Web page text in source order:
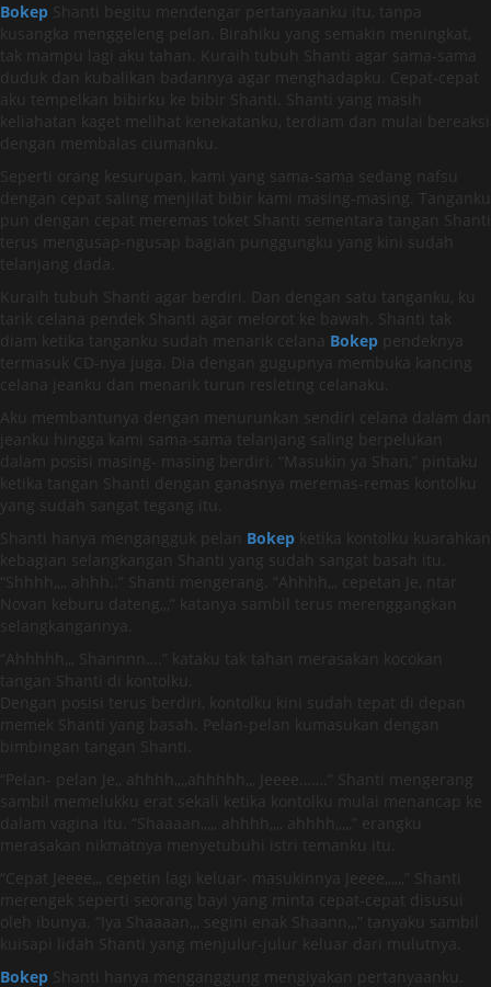
Bokep Shanti begitu mendengar pertanyaanku itu, tanpa
kusangka menggeleng pelan. Birahiku yang semakin meningkat,
tak mampu lagi aku tahan. Kuraih tubuh Shanti agar sama-sama
duduk dan kubalikan badannya agar menghadapku. Cepat-cepat
aku tempelkan bibirku ke bibir Shanti. Shanti yang masih
keliahatan kaget melihat kenekatanku, terdiam dan mulai bereaksi
dengan membalas ciumanku.
Seperti orang kesurupan, kami yang sama-sama sedang nafsu
dengan cepat saling menjilat bibir kami masing-masing. Tanganku
pun dengan cepat meremas toket Shanti sementara tangan Shanti
terus mengusap-ngusap bagian punggungku yang kini sudah
telanjang dada.
Kuraih tubuh Shanti agar berdiri. Dan dengan satu tanganku, ku
tarik celana pendek Shanti agar melorot ke bawah. Shanti tak
diam ketika tanganku sudah menarik celana Bokep pendeknya
termasuk CD-nya juga. Dia dengan gugupnya membuka kancing
celana jeanku dan menarik turun resleting celanaku.
Aku membantunya dengan menurunkan sendiri celana dalam dan
jeanku hingga kami sama-sama telanjang saling berpelukan
dalam posisi masing- masing berdiri. “Masukin ya Shan,” pintaku
ketika tangan Shanti dengan ganasnya meremas-remas kontolku
yang sudah sangat tegang itu.
Shanti hanya mengangguk pelan Bokep ketika kontolku kuarahkan
kebagian selangkangan Shanti yang sudah sangat basah itu.
“Shhhh,,,, ahhh..” Shanti mengerang. “Ahhhh,,, cepetan Je, ntar
Novan keburu dateng,,,” katanya sambil terus merenggangkan
selangkangannya.
“Ahhhhh,,, Shannnn….” kataku tak tahan merasakan kocokan
tangan Shanti di kontolku.
Dengan posisi terus berdiri, kontolku kini sudah tepat di depan
memek Shanti yang basah. Pelan-pelan kumasukan dengan
bimbingan tangan Shanti.
“Pelan- pelan Je,, ahhhh,,,,ahhhhh,,, Jeeee…….” Shanti mengerang
sambil memelukku erat sekali ketika kontolku mulai menancap ke
dalam vagina itu. “Shaaaan,,,,, ahhhh,,,, ahhhh,,,,,” erangku
merasakan nikmatnya menyetubuhi istri temanku itu.
“Cepat Jeeee,,, cepetin lagi keluar- masukinnya Jeeee,,,,,,” Shanti
merengek seperti seorang bayi yang minta cepat-cepat disusui
oleh ibunya. “Iya Shaaaan,,, segini enak Shaann,,,” tanyaku sambil
kuisapi lidah Shanti yang menjulur-julur keluar dari mulutnya.
Bokep Shanti hanya menganggung mengiyakan pertanyaanku.